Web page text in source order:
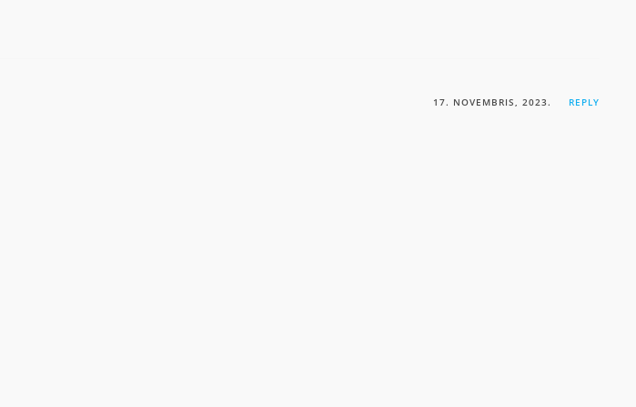
17. NOVEMBRIS, 2023. REPLY